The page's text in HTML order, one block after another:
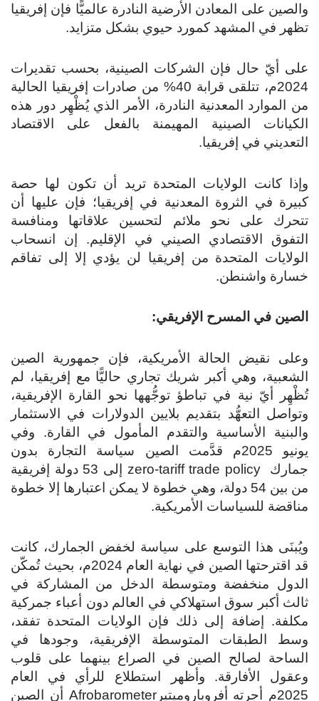
والصين على المعادن الأرضية النادرة عالميًّا فإن إفريقيا
تظهر في المشهد كمورد حيوي بشكل متزايد.
على أيّ حال فإن الشركات الصينية، بحسب تقديرات
2024م، تتلقى قرابة 40% من صادرات إفريقيا الحالية
من الموارد المعدنية النادرة، الأمر الذي يُظْهِر دور هذه
الكيانات الصينية المهيمنة بالفعل على الاقتصاد
التعديني في إفريقيا.
وإذا كانت الولايات المتحدة تريد أن تكون لها حصة
كبيرة في الثروة المعدنية في إفريقيا؛ فإن عليها أن
تتحرك على نحو ملائم لتحسين علاقاتها ومنافسة
التفوق الاقتصادي الصيني في الإقليم. إن انسحاب
الولايات المتحدة من إفريقيا لن يؤدي إلا إلى تفاقم
خسارة واشنطن.
الصين في المسرح الإفريقي:
وعلى نقيض الحالة الأمريكية، فإن جمهورية الصين
الشعبية، وهي أكبر شريك تجاري حاليًّا مع إفريقيا، لم
تُظْهِر أيّ نية في تباطؤ توجُّهها نحو القارة الإفريقية،
وتواصل التعهُّد بتقديم بلايين الدولارات في الاستثمار
والبنية الأساسية والتقدم المأمول في القارة. وفي
يونيو 2025م قدَّمت الصين سياسة التجارة بدون
جمارك zero-tariff trade policy إلى 53 دولة إفريقية
من بين 54 دولة، وهي خطوة لا يمكن اعتبارها إلا خطوة
مناقضة للسياسات الأمريكية.
ويُبنَى هذا التوسع على سياسة لخفض الجمارك، كانت
قد اقترحتها الصين في نهاية العام 2024م، بحيث تُمكّن
الدول منخفضة ومتوسطة الدخل من المشاركة في
ثالث أكبر سوق استهلاكي في العالم دون أعباء جمركية
مكلفة. إضافة إلى ذلك فإن الولايات المتحدة تفقد،
وسط الطبقات المتوسطة الإفريقية، وجودها في
الساحة لصالح الصين في الصراع بينهما على قلوب
وعقول الأفارقة. وأظهر استطلاع للرأي في العام
2025م أجرته أفروباروميتيرAfrobarometer أن الصين